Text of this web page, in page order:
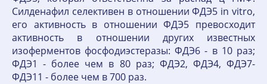
Силденафил селективен в отношении ФДЭ5 in vitro,
его активность в отношении ФДЭ5 превосходит
активность в отношении других известных
изоферментов фосфодиэстеразы: ФДЭ6 - в 10 раз;
ФДЭ1 - более чем в 80 раз; ФДЭ2, ФДЭ4, ФДЭ7-
ФДЭ11 - более чем в 700 раз.